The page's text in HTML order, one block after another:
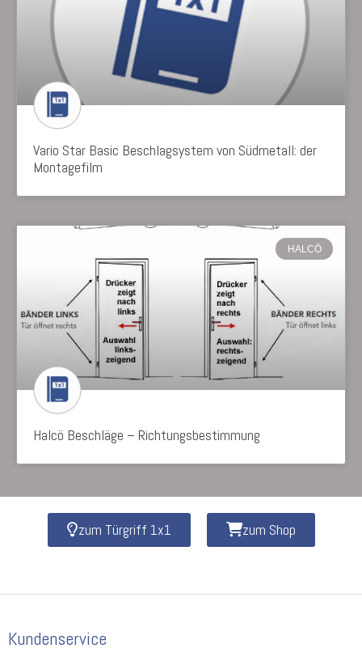
Vario Star Basic Beschlagsystem von Südmetall: der
Montagefilm
HALCÖ
Halcö Beschläge – Richtungsbestimmung
zum Türgriff 1x1 zum Shop
Kundenservice